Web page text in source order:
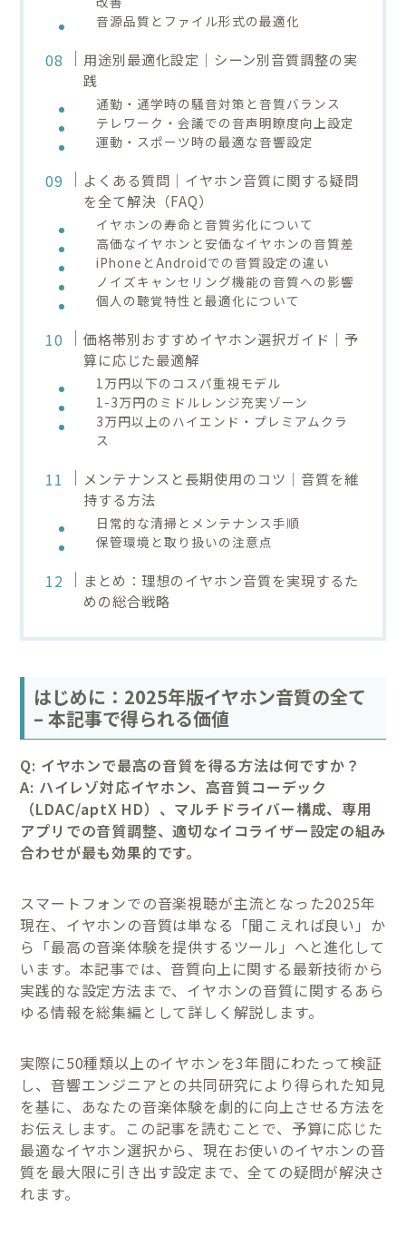
音源品質とファイル形式の最適化
用途別最適化設定｜シーン別音質調整の実
践
通勤・通学時の騒音対策と音質バランス
テレワーク・会議での音声明瞭度向上設定
運動・スポーツ時の最適な音響設定
よくある質問｜イヤホン音質に関する疑問
を全て解決（FAQ）
イヤホンの寿命と音質劣化について
高価なイヤホンと安価なイヤホンの音質差
iPhoneとAndroidでの音質設定の違い
ノイズキャンセリング機能の音質への影響
個人の聴覚特性と最適化について
価格帯別おすすめイヤホン選択ガイド｜予
算に応じた最適解
1万円以下のコスパ重視モデル
1-3万円のミドルレンジ充実ゾーン
3万円以上のハイエンド・プレミアムクラ
ス
メンテナンスと長期使用のコツ｜音質を維
持する方法
日常的な清掃とメンテナンス手順
保管環境と取り扱いの注意点
まとめ：理想のイヤホン音質を実現するた
めの総合戦略
はじめに：2025年版イヤホン音質の全て
– 本記事で得られる価値
Q: イヤホンで最高の音質を得る方法は何ですか？
A: ハイレゾ対応イヤホン、高音質コーデック
（LDAC/aptX HD）、マルチドライバー構成、専用
アプリでの音質調整、適切なイコライザー設定の組み
合わせが最も効果的です。
スマートフォンでの音楽視聴が主流となった2025年
現在、イヤホンの音質は単なる「聞こえれば良い」か
ら「最高の音楽体験を提供するツール」へと進化して
います。本記事では、音質向上に関する最新技術から
実践的な設定方法まで、イヤホンの音質に関するあら
ゆる情報を総集編として詳しく解説します。
実際に50種類以上のイヤホンを3年間にわたって検証
し、音響エンジニアとの共同研究により得られた知見
を基に、あなたの音楽体験を劇的に向上させる方法を
お伝えします。この記事を読むことで、予算に応じた
最適なイヤホン選択から、現在お使いのイヤホンの音
質を最大限に引き出す設定まで、全ての疑問が解決さ
れます。